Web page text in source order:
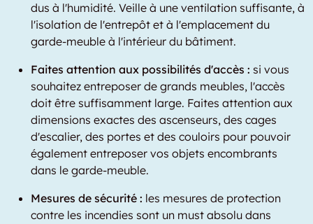
dus à l'humidité. Veille à une ventilation suffisante, à
l'isolation de l'entrepôt et à l'emplacement du
garde-meuble à l'intérieur du bâtiment.
Faites attention aux possibilités d'accès : si vous
souhaitez entreposer de grands meubles, l'accès
doit être suffisamment large. Faites attention aux
dimensions exactes des ascenseurs, des cages
d'escalier, des portes et des couloirs pour pouvoir
également entreposer vos objets encombrants
dans le garde-meuble.
Mesures de sécurité : les mesures de protection
contre les incendies sont un must absolu dans